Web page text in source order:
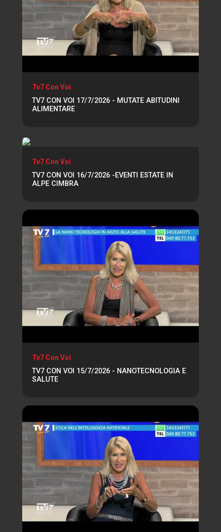
Tv7 Con Voi
TV7 CON VOI 17/7/2026 - MUTATE ABITUDINI
ALIMENTARE
Tv7 Con Voi
TV7 CON VOI 16/7/2026 -EVENTI ESTATE IN
ALPE CIMBRA
Tv7 Con Voi
TV7 CON VOI 15/7/2026 - NANOTECNOLOGIA E
SALUTE